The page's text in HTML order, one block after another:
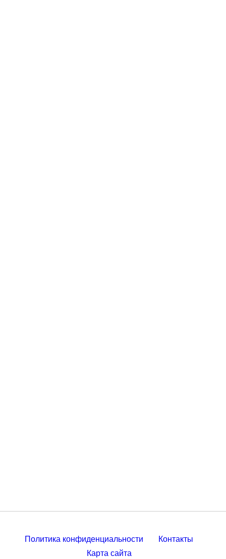
Политика конфиденциальности
Контакты
Карта сайта